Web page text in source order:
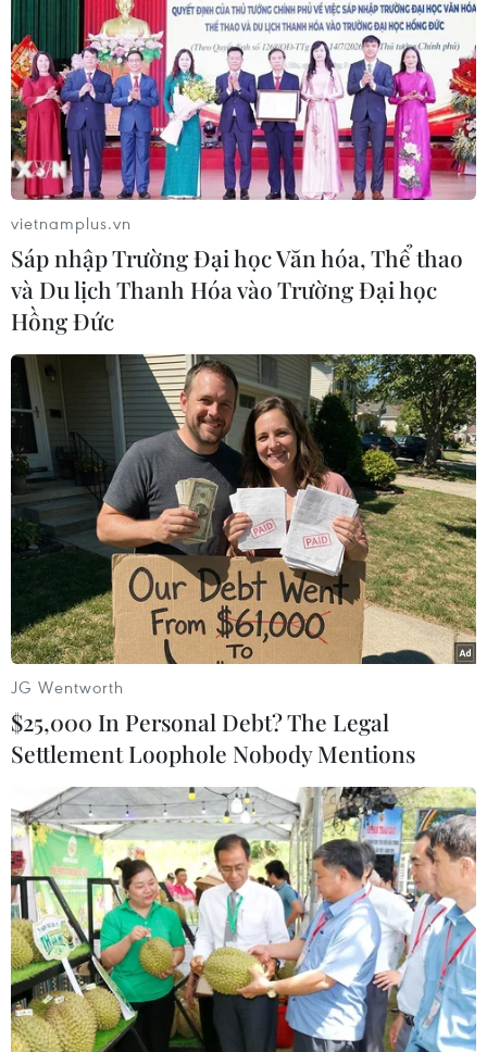
#KOCCA #công nghiệp văn hóa
#K-pop
#văn hóa Hàn Quốc
Theo dõi VietnamPlus
TIN LIÊN QUAN
vietnamplus.vn
Sáp nhập Trường Đại học Văn hóa, Thể thao
và Du lịch Thanh Hóa vào Trường Đại học
Hồng Đức
JG Wentworth
$25,000 In Personal Debt? The Legal
Settlement Loophole Nobody Mentions